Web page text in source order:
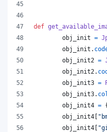
def
obj_init =
obj_init .
obj_init2 =
obj_init2 .
obj_init3 =
obj_init3.
obj_init4 =
obj_init4 [
obj_init4 [